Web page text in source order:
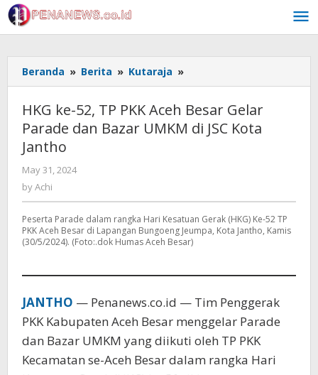
Skip
to
content
Beranda » Berita » Kutaraja »
ke-
TP
PKK
dan
Bazar
UMKM
di
Kota
HKG ke-52, TP PKK Aceh Besar Gelar
Parade dan Bazar UMKM di JSC Kota
Jantho
May 31, 2024
byAchi
Peserta Parade dalam rangka Hari Kesatuan Gerak (HKG) Ke-52 TP
PKK Aceh Besar di Lapangan Bungoeng Jeumpa, Kota Jantho, Kamis
(30/5/2024). (Foto:.dok Humas Aceh Besar)
JANTHO — Penanews.co.id — Tim Penggerak
PKK Kabupaten Aceh Besar menggelar Parade
dan Bazar UMKM yang diikuti oleh TP PKK
Kecamatan se-Aceh Besar dalam rangka Hari